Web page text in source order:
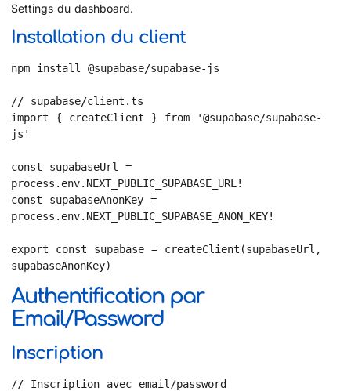
Settings du dashboard.
Installation du client
npm install @supabase/supabase-js
// supabase/client.ts
import { createClient } from '@supabase/supabase-
js'
const supabaseUrl =
process.env.NEXT_PUBLIC_SUPABASE_URL!
const supabaseAnonKey =
process.env.NEXT_PUBLIC_SUPABASE_ANON_KEY!
export const supabase = createClient(supabaseUrl,
supabaseAnonKey)
Authentification par
Email/Password
Inscription
// Inscription avec email/password